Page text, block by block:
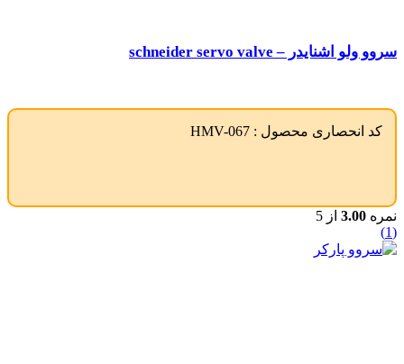
سروو ولو اشنایدر – schneider servo valve
کد انحصاری محصول : HMV-067
نمره 3.00 از 5
(1)